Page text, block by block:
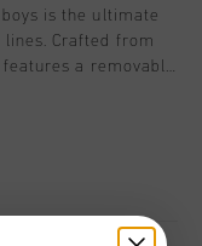
boys is the ultimate
Crafted from
a removable
details and an